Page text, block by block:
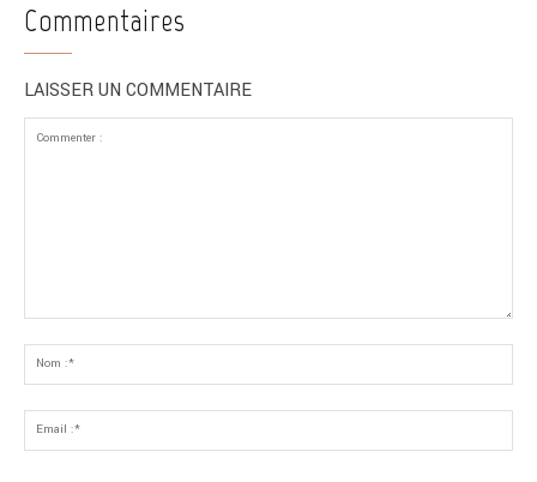
Commentaires
LAISSER UN COMMENTAIRE
:*
:*